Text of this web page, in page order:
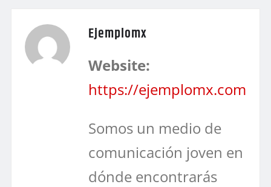
Ejemplomx
Website:
https://ejemplomx.com
Somos un medio de
comunicación joven en
dónde encontrarás